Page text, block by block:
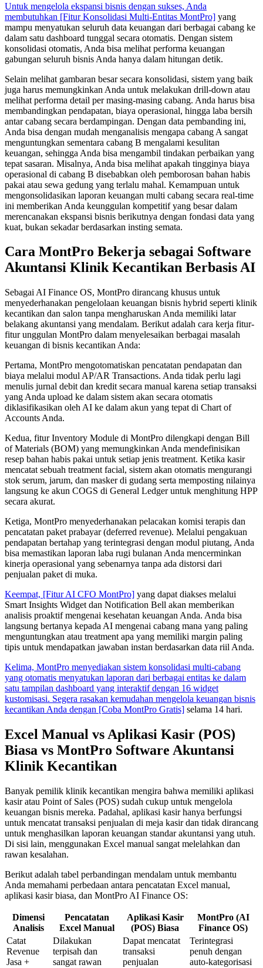
Untuk mengelola ekspansi bisnis dengan sukses, Anda
membutuhkan [Fitur Konsolidasi Multi-Entitas MontPro] yang
mampu menyatukan seluruh data keuangan dari berbagai cabang ke
dalam satu dashboard tunggal secara otomatis. Dengan sistem
konsolidasi otomatis, Anda bisa melihat performa keuangan
gabungan seluruh bisnis Anda hanya dalam hitungan detik.
Selain melihat gambaran besar secara konsolidasi, sistem yang baik
juga harus memungkinkan Anda untuk melakukan drill-down atau
melihat performa detail per masing-masing cabang. Anda harus bisa
membandingkan pendapatan, biaya operasional, hingga laba bersih
antar cabang secara berdampingan. Dengan data pembanding ini,
Anda bisa dengan mudah menganalisis mengapa cabang A sangat
menguntungkan sementara cabang B mengalami kesulitan
keuangan, sehingga Anda bisa mengambil tindakan perbaikan yang
tepat sasaran. Misalnya, Anda bisa melihat apakah tingginya biaya
operasional di cabang B disebabkan oleh pemborosan bahan habis
pakai atau sewa gedung yang terlalu mahal. Kemampuan untuk
mengonsolidasikan laporan keuangan multi cabang secara real-time
ini memberikan Anda keunggulan kompetitif yang besar dalam
merencanakan ekspansi bisnis berikutnya dengan fondasi data yang
kuat, bukan sekadar berdasarkan insting semata.
Cara MontPro Bekerja sebagai Software
Akuntansi Klinik Kecantikan Berbasis AI
Sebagai AI Finance OS, MontPro dirancang khusus untuk
menyederhanakan pengelolaan keuangan bisnis hybrid seperti klinik
kecantikan dan salon tanpa mengharuskan Anda memiliki latar
belakang akuntansi yang mendalam. Berikut adalah cara kerja fitur-
fitur unggulan MontPro dalam menyelesaikan berbagai masalah
keuangan di bisnis kecantikan Anda:
Pertama, MontPro mengotomatiskan pencatatan pendapatan dan
biaya melalui modul AP/AR Transactions. Anda tidak perlu lagi
menulis jurnal debit dan kredit secara manual karena setiap transaksi
yang Anda upload ke dalam sistem akan secara otomatis
diklasifikasikan oleh AI ke dalam akun yang tepat di Chart of
Accounts Anda.
Kedua, fitur Inventory Module di MontPro dilengkapi dengan Bill
of Materials (BOM) yang memungkinkan Anda mendefinisikan
resep bahan habis pakai untuk setiap jenis treatment. Ketika kasir
mencatat sebuah treatment facial, sistem akan otomatis mengurangi
stok serum, jarum, dan masker di gudang serta memposting nilainya
langsung ke akun COGS di General Ledger untuk menghitung HPP
secara akurat.
Ketiga, MontPro menyederhanakan pelacakan komisi terapis dan
pencatatan paket prabayar (deferred revenue). Melalui pengakuan
pendapatan bertahap yang terintegrasi dengan modul piutang, Anda
bisa memastikan laporan laba rugi bulanan Anda mencerminkan
kinerja operasional yang sebenarnya tanpa ada distorsi dari
penjualan paket di muka.
Keempat, [Fitur AI CFO MontPro] yang dapat diakses melalui
Smart Insights Widget dan Notification Bell akan memberikan
analisis proaktif mengenai kesehatan keuangan Anda. Anda bisa
langsung bertanya kepada AI mengenai cabang mana yang paling
menguntungkan atau treatment apa yang memiliki margin paling
tipis untuk mendapatkan jawaban instan berdasarkan data riil Anda.
Kelima, MontPro menyediakan sistem konsolidasi multi-cabang
yang otomatis menyatukan laporan dari berbagai entitas ke dalam
satu tampilan dashboard yang interaktif dengan 16 widget
kustomisasi. Segera rasakan kemudahan mengelola keuangan bisnis
kecantikan Anda dengan [Coba MontPro Gratis] selama 14 hari.
Excel Manual vs Aplikasi Kasir (POS)
Biasa vs MontPro Software Akuntansi
Klinik Kecantikan
Banyak pemilik klinik kecantikan mengira bahwa memiliki aplikasi
kasir atau Point of Sales (POS) sudah cukup untuk mengelola
keuangan bisnis mereka. Padahal, aplikasi kasir hanya berfungsi
untuk mencatat transaksi penjualan di meja kasir dan tidak dirancang
untuk menghasilkan laporan keuangan standar akuntansi yang utuh.
Di sisi lain, menggunakan Excel manual sangat melelahkan dan
rawan kesalahan.
Berikut adalah tabel perbandingan mendalam untuk membantu
Anda memahami perbedaan antara pencatatan Excel manual,
aplikasi kasir biasa, dan MontPro AI Finance OS:
Dimensi
Analisis
Pencatatan
Excel Manual
Aplikasi Kasir
(POS) Biasa
MontPro (AI
Finance OS)
Catat
Revenue
Jasa +
Dilakukan
terpisah dan
sangat rawan
Dapat mencatat
transaksi
penjualan
Terintegrasi
penuh dengan
auto-kategorisasi